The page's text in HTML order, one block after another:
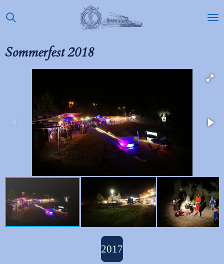
Zum
Hauptinhalt
Sommerfest 2018
2017